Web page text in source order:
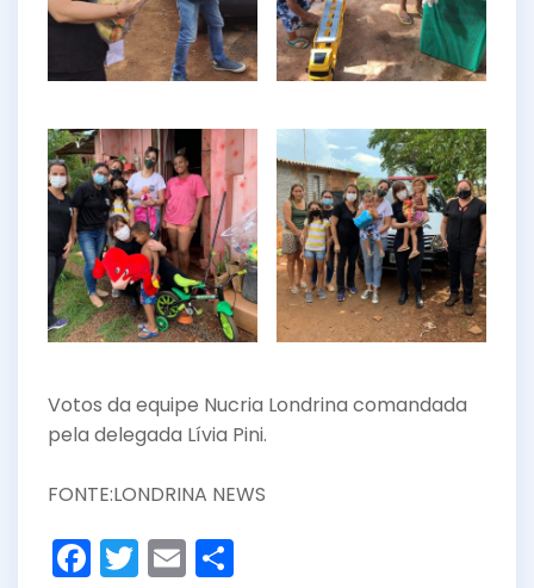
Votos da equipe Nucria Londrina comandada
pela delegada Lívia Pini.
FONTE:LONDRINA NEWS
F T E